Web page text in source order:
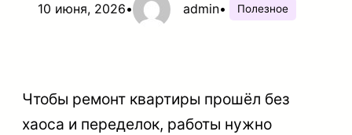
10 июня, 2026• admin• Полезное
Чтобы ремонт квартиры прошёл без
хаоса и переделок, работы нужно